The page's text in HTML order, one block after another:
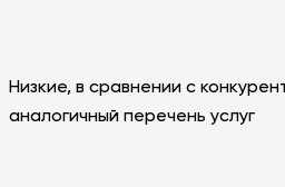
Низкие, в сравнении с
аналогичный перечень услуг